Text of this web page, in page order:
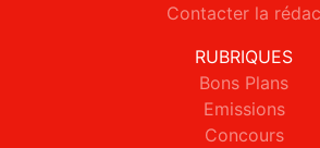
Contacter la rédac
RUBRIQUES
Bons Plans
Emissions
Concours